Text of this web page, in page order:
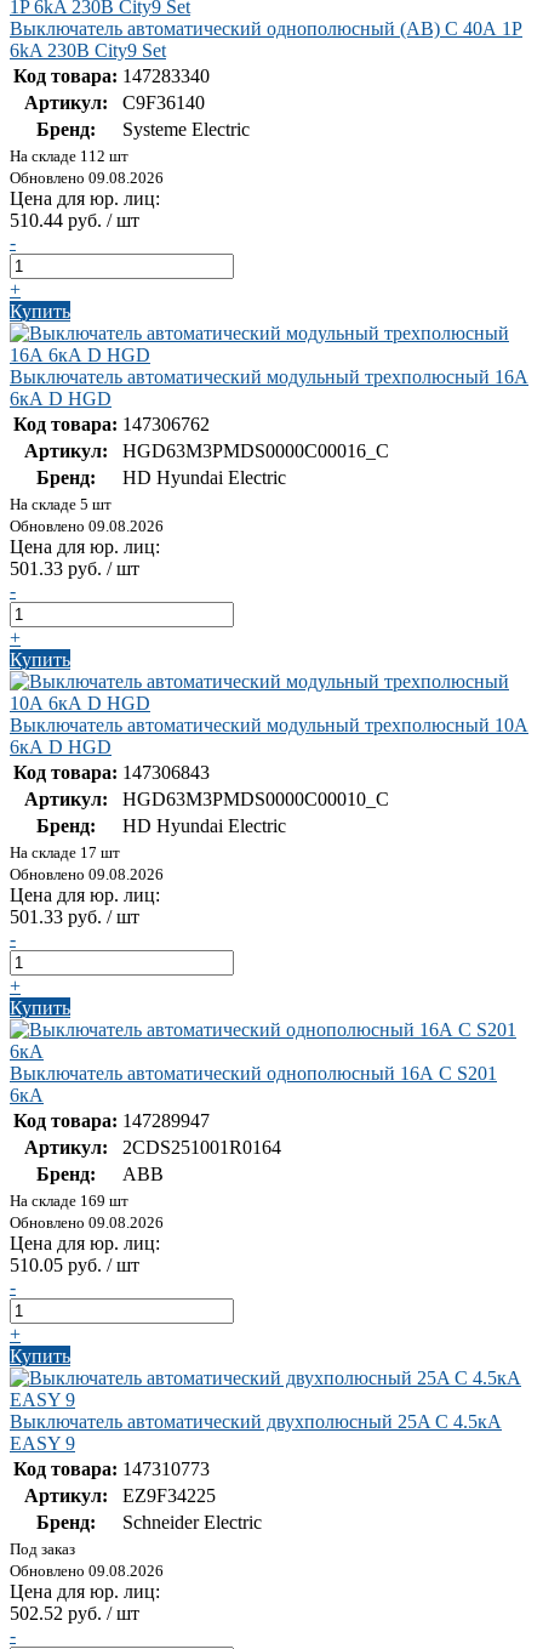
Выключатель автоматический однополюсный (АВ) С 40А 1P
6kA 230В City9 Set
Код товара: 147283340
Артикул:
C9F36140
Бренд:
Systeme Electric
На складе 112 шт
Обновлено 09.08.2026
Цена для юр. лиц:
510.44 руб. / шт
-
+
Купить
Выключатель автоматический модульный трехполюсный 16А
6кА D HGD
Код товара: 147306762
Артикул:
HGD63M3PMDS0000C00016_C
Бренд:
HD Hyundai Electric
На складе 5 шт
Обновлено 09.08.2026
Цена для юр. лиц:
501.33 руб. / шт
-
+
Купить
Выключатель автоматический модульный трехполюсный 10А
6кА D HGD
Код товара: 147306843
Артикул:
HGD63M3PMDS0000C00010_C
Бренд:
HD Hyundai Electric
На складе 17 шт
Обновлено 09.08.2026
Цена для юр. лиц:
501.33 руб. / шт
-
+
Купить
Выключатель автоматический однополюсный 16А С S201
6кА
Код товара: 147289947
Артикул:
2CDS251001R0164
Бренд:
ABB
На складе 169 шт
Обновлено 09.08.2026
Цена для юр. лиц:
510.05 руб. / шт
-
+
Купить
Выключатель автоматический двухполюсный 25A C 4.5кА
EASY 9
Код товара: 147310773
Артикул:
EZ9F34225
Бренд:
Schneider Electric
Под заказ
Обновлено 09.08.2026
Цена для юр. лиц:
502.52 руб. / шт
-